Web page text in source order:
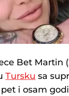
Bet Martin
Tursku sa
i osam